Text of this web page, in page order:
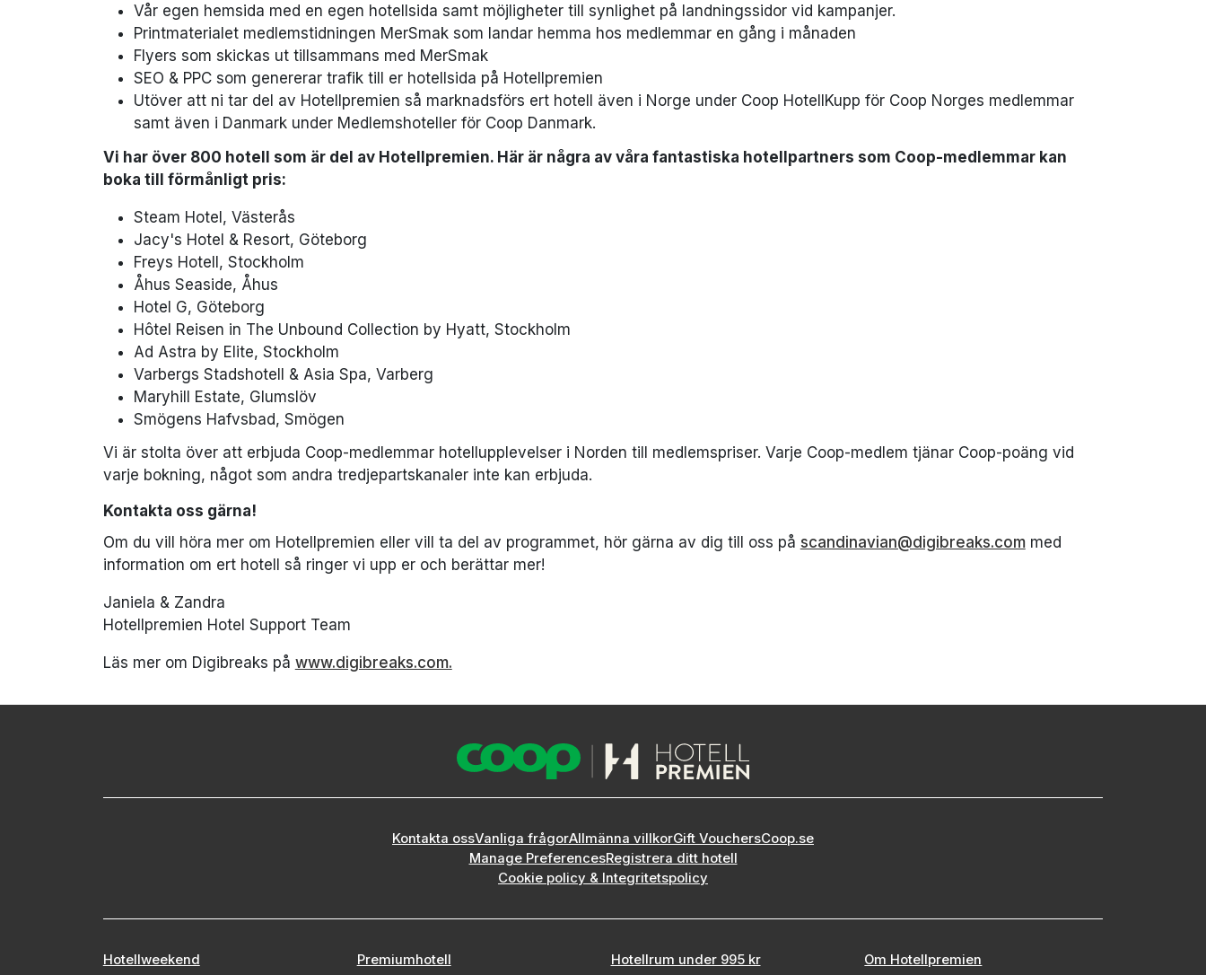
Vår egen hemsida med en egen hotellsida samt möjligheter till synlighet på landningssidor vid kampanjer.
Printmaterialet medlemstidningen MerSmak som landar hemma hos medlemmar en gång i månaden
Flyers som skickas ut tillsammans med MerSmak
SEO & PPC som genererar trafik till er hotellsida på Hotellpremien
Utöver att ni tar del av Hotellpremien så marknadsförs ert hotell även i Norge under Coop HotellKupp för Coop Norges medlemmar
samt även i Danmark under Medlemshoteller för Coop Danmark.
Vi har över 800 hotell som är del av Hotellpremien. Här är några av våra fantastiska hotellpartners som Coop-medlemmar kan
boka till förmånligt pris:
Steam Hotel, Västerås
Jacy's Hotel & Resort, Göteborg
Freys Hotell, Stockholm
Åhus Seaside, Åhus
Hotel G, Göteborg
Hôtel Reisen in The Unbound Collection by Hyatt, Stockholm
Ad Astra by Elite, Stockholm
Varbergs Stadshotell & Asia Spa, Varberg
Maryhill Estate, Glumslöv
Smögens Hafvsbad, Smögen
Vi är stolta över att erbjuda Coop-medlemmar hotellupplevelser i Norden till medlemspriser. Varje Coop-medlem tjänar Coop-poäng vid
varje bokning, något som andra tredjepartskanaler inte kan erbjuda.
Kontakta oss gärna!
Om du vill höra mer om Hotellpremien eller vill ta del av programmet, hör gärna av dig till oss på scandinavian@digibreaks.commed
information om ert hotell så ringer vi upp er och berättar mer!
Janiela & Zandra
Hotellpremien Hotel Support Team
Läs mer om Digibreaks på www.digibreaks.com.
Kontakta ossVanliga frågorAllmänna villkorGift VouchersCoop.se
Manage PreferencesRegistrera ditt hotell
Cookie policy & Integritetspolicy
Hotellweekend Premiumhotell Hotellrum under 995 kr Om Hotellpremien